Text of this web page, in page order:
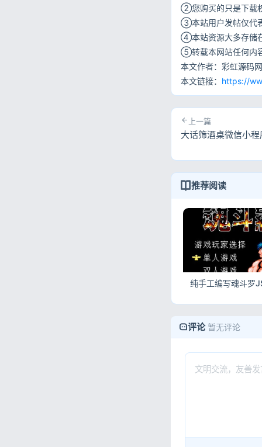
②您购买的只是下载
③本站用户发帖仅代
④本站资源大多存储
⑤转载本网站任何内
本文作者：彩虹源码网
本文链接： https://
上一篇
大话筛酒桌微信小
推荐阅读
评论 暂无评论